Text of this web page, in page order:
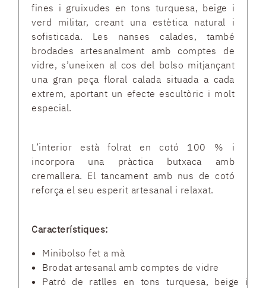
fines i gruixudes en tons turquesa, beige i
verd militar, creant una estètica natural i
sofisticada. Les nanses calades, també
brodades artesanalment amb comptes de
vidre, s’uneixen al cos del bolso mitjançant
una gran peça floral calada situada a cada
extrem, aportant un efecte escultòric i molt
especial.
L’interior està folrat en cotó 100 % i
incorpora una pràctica butxaca amb
cremallera. El tancament amb nus de cotó
reforça el seu esperit artesanal i relaxat.
Característiques:
Minibolso fet a mà
Brodat artesanal amb comptes de vidre
Patró de ratlles en tons turquesa, beige i